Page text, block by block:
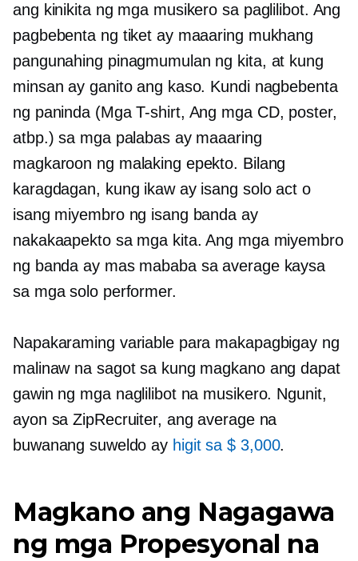
ang kinikita ng mga musikero sa paglilibot. Ang
pagbebenta ng tiket ay maaaring mukhang
pangunahing pinagmumulan ng kita, at kung
minsan ay ganito ang kaso. Kundi nagbebenta
ng paninda (Mga T-shirt, Ang mga CD, poster,
atbp.) sa mga palabas ay maaaring
magkaroon ng malaking epekto. Bilang
karagdagan, kung ikaw ay isang solo act o
isang miyembro ng isang banda ay
nakakaapekto sa mga kita. Ang mga miyembro
ng banda ay mas mababa sa average kaysa
sa mga solo performer.
Napakaraming variable para makapagbigay ng
malinaw na sagot sa kung magkano ang dapat
gawin ng mga naglilibot na musikero. Ngunit,
ayon sa ZipRecruiter, ang average na
buwanang suweldo ay higit sa $ 3,000.
Magkano ang Nagagawa
ng mga Propesyonal na